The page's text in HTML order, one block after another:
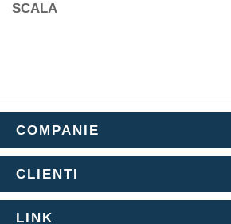
SCALA
COMPANIE
CLIENTI
LINK